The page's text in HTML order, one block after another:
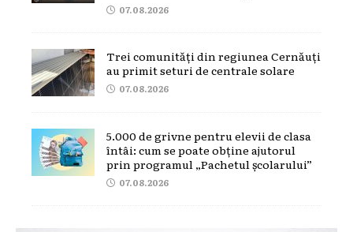
07.08.2026
Trei comunități din regiunea Cernăuți
au primit seturi de centrale solare
07.08.2026
5.000 de grivne pentru elevii de clasa
întâi: cum se poate obține ajutorul
prin programul „Pachetul școlarului”
07.08.2026